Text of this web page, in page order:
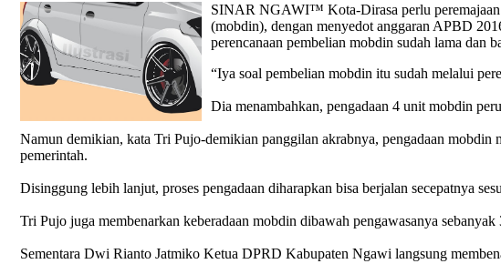
SINAR NGAWI™ Kota-Dirasa perlu peremajaan
(mobdin), dengan menyedot anggaran APBD
perencanaan pembelian mobdin sudah lama dan
“Iya soal pembelian mobdin itu sudah melalui
Dia menambahkan, pengadaan 4 unit mobdin
Namun demikian, kata Tri Pujo-demikian panggilan akrabnya, pengadaan
pemerintah.
Disinggung lebih lanjut, proses pengadaan diharapkan bisa berjalan secepatnya
Tri Pujo juga membenarkan keberadaan mobdin dibawah pengawasanya
Sementara Dwi Rianto Jatmiko Ketua DPRD Kabupaten Ngawi langsung